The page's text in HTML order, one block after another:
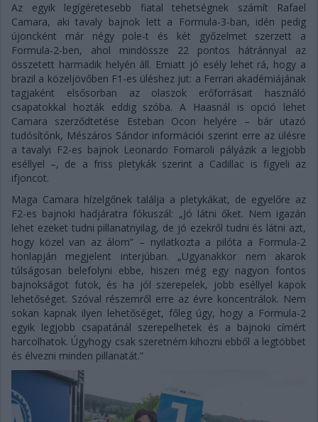
Az egyik legígéretesebb fiatal tehetségnek számít Rafael
Camara, aki tavaly bajnok lett a Formula-3-ban, idén pedig
újoncként már négy pole-t és két győzelmet szerzett a
Formula-2-ben, ahol mindössze 22 pontos hátránnyal az
összetett harmadik helyén áll. Emiatt jó esély lehet rá, hogy a
brazil a közeljövőben F1-es üléshez jut: a Ferrari akadémiájának
tagjaként elsősorban az olaszok erőforrásait használó
csapatokkal hozták eddig szóba. A Haasnál is opció lehet
Camara szerződtetése Esteban Ocon helyére – bár utazó
tudósítónk, Mészáros Sándor információi szerint erre az ülésre
a tavalyi F2-es bajnok Leonardo Fornaroli pályázik a legjobb
eséllyel –, de a friss pletykák szerint a Cadillac is figyeli az
ifjoncot.
Maga Camara hízelgőnek találja a pletykákat, de egyelőre az
F2-es bajnoki hadjáratra fókuszál: „Jó látni őket. Nem igazán
lehet ezeket tudni pillanatnyilag, de jó ezekről tudni és látni azt,
hogy közel van az álom” – nyilatkozta a pilóta a Formula-2
honlapján megjelent interjúban. „Ugyanakkor nem akarok
túlságosan belefolyni ebbe, hiszen még egy nagyon fontos
bajnokságot futok, és ha jól szerepelek, jobb eséllyel kapok
lehetőséget. Szóval részemről erre az évre koncentrálok. Nem
sokan kapnak ilyen lehetőséget, főleg úgy, hogy a Formula-2
egyik legjobb csapatánál szerepelhetek és a bajnoki címért
harcolhatok. Úgyhogy csak szeretném kihozni ebből a legtöbbet
és élvezni minden pillanatát.”